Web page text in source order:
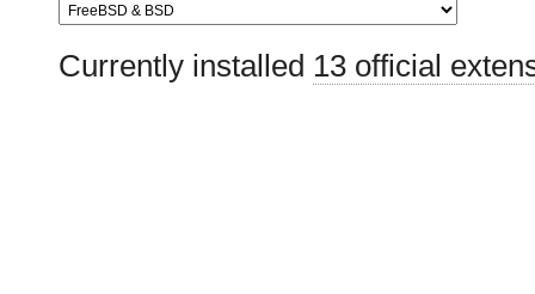
Currently installed 13 official